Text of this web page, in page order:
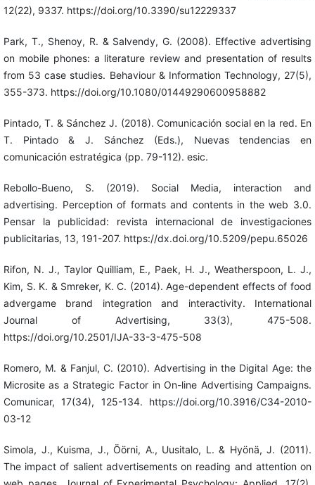
12(22), 9337. https://doi.org/10.3390/su12229337
Park, T., Shenoy, R. & Salvendy, G. (2008). Effective advertising
on mobile phones: a literature review and presentation of results
from 53 case studies. Behaviour & Information Technology, 27(5),
355-373. https://doi.org/10.1080/01449290600958882
Pintado, T. & Sánchez J. (2018). Comunicación social en la red. En
T. Pintado & J. Sánchez (Eds.), Nuevas tendencias en
comunicación estratégica (pp. 79-112). esic.
Rebollo-Bueno, S. (2019). Social Media, interaction and
advertising. Perception of formats and contents in the web 3.0.
Pensar la publicidad: revista internacional de investigaciones
publicitarias, 13, 191-207. https://dx.doi.org/10.5209/pepu.65026
Rifon, N. J., Taylor Quilliam, E., Paek, H. J., Weatherspoon, L. J.,
Kim, S. K. & Smreker, K. C. (2014). Age-dependent effects of food
advergame brand integration and interactivity. International
Journal of Advertising, 33(3), 475-508.
https://doi.org/10.2501/IJA-33-3-475-508
Romero, M. & Fanjul, C. (2010). Advertising in the Digital Age: the
Microsite as a Strategic Factor in On-line Advertising Campaigns.
Comunicar, 17(34), 125-134. https://doi.org/10.3916/C34-2010-
03-12
Simola, J., Kuisma, J., Öörni, A., Uusitalo, L. & Hyönä, J. (2011).
The impact of salient advertisements on reading and attention on